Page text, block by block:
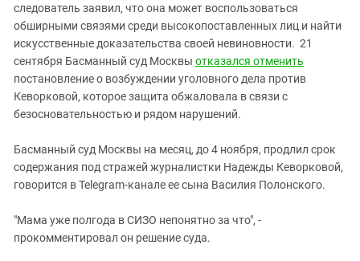
следователь заявил, что она может воспользоваться
обширными связями среди высокопоставленных лиц и найти
искусственные доказательства своей невиновности. 21
сентября Басманный суд Москвы отказался отменить
постановление о возбуждении уголовного дела против
Кеворковой, которое защита обжаловала в связи с
безосновательностью и рядом нарушений.
Басманный суд Москвы на месяц, до 4 ноября, продлил срок
содержания под стражей журналистки Надежды Кеворковой,
говорится в Telegram-канале ее сына Василия Полонского.
"Мама уже полгода в СИЗО непонятно за что", -
прокомментировал он решение суда.